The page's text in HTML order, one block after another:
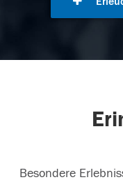
Besondere